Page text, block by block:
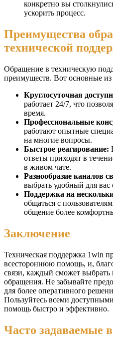
конкретно вы
ускорить процесс.
Преимущества
технической
Обращение в техническую
преимуществ. Вот основные
Круглосуточная
работает 24/7, что
время.
Профессиональные
работают опытные
на многие вопросы.
Быстрое реагирование:
ответы приходят в
в живом чате.
Разнообразие каналов
выбрать удобный для вас
Поддержка на
общаться с
общение более
Заключение
Техническая поддержка 1win
всестороннюю помощь, и,
связи, каждый сможет выбрать
обращения. Не забывайте
для более оперативного
Пользуйтесь всеми
помощь быстро и эффективно.
Часто задаваемые